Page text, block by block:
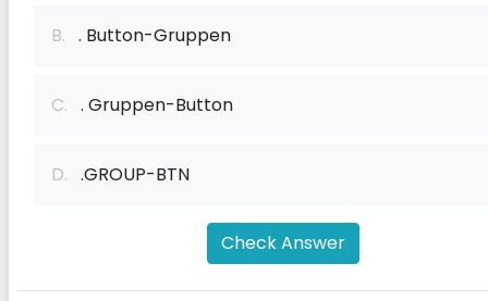
B. . Button-Gruppen
C. . Gruppen-Button
D. .GROUP-BTN
Check Answer